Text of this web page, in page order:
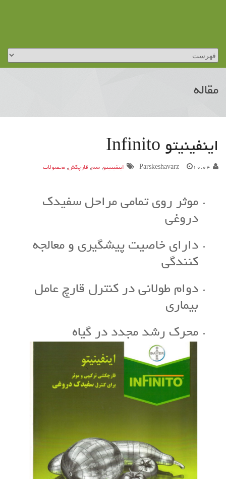
مقاله
اینفینیتو Infinito
Parskeshavarz ۱۰:۰۴ اینفینیتو, سم, قارچکش, محصولات
موثر روی تمامی مراحل سفیدک
دروغی
دارای خاصیت پیشگیری و معالجه
کنندگی
دوام طولانی در کنترل قارچ عامل
بیماری
محرک رشد مجدد در گیاه